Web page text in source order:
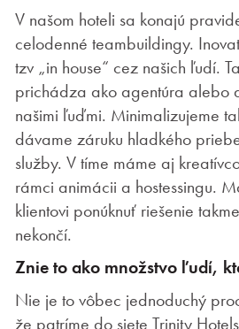
V našom hoteli sa konajú
celodenné teambuildingy.
tzv „in house“ cez našich ľudí.
prichádza ako agentúra alebo
našimi ľuďmi. Minimalizujeme
dávame záruku hladkého
služby. V tíme máme aj
rámci animácii a hostessingu.
klientovi ponúknuť riešenie
nekončí.
Znie to ako množstvo ľudí,
Nie je to vôbec jednoduchý
že patríme do siete Trinity